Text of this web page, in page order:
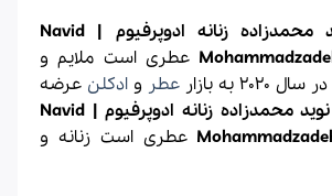
عطر ادکلن نوید محمدزاده زنانه ادوپرفیوم | Navid
عطری است ملایم و
به بازار
عطر و ادکلن عرضه
عطر ادکلن نوید محمدزاده زنانه ادوپرفیوم | Navid
عطری است زنانه و